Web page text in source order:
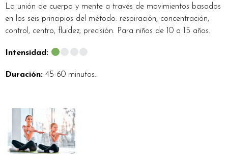
La unión de cuerpo y mente a través de movimientos basados
en los seis principios del método: respiración, concentración,
control, centro, fluidez, precisión. Para niños de 10 a 15 años.
Intensidad:
Duración: 45-60 minutos.